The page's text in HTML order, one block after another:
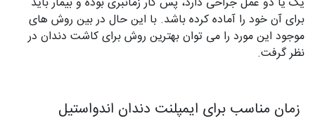
برای آن خود را آماده کرده باشد. با این حال در بین روش‌ های
موجود این مورد را می‌ توان بهترین روش برای کاشت دندان در
نظر گرفت.
زمان مناسب برای ایمپلنت دندان اندواستیل